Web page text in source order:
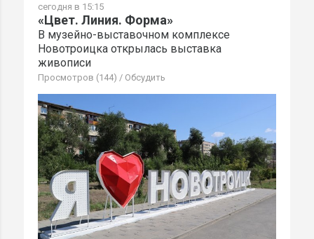
сегодня в 15:15
«Цвет. Линия. Форма»
В музейно-выставочном комплексе
Новотроицка открылась выставка
живописи
Просмотров (144) / Обсудить